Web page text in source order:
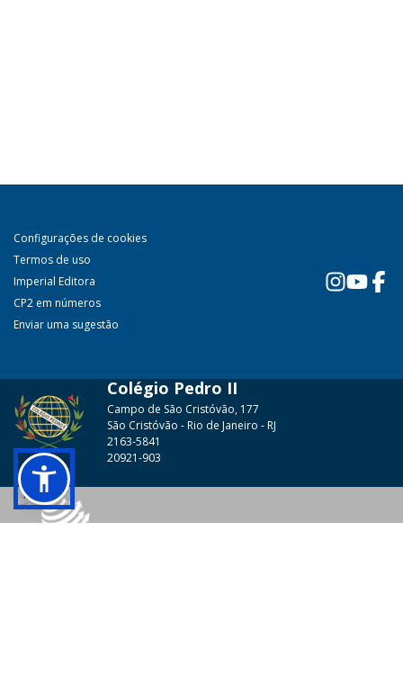
Configurações de cookies
Termos de uso
Imperial Editora
CP2 em números
Enviar uma sugestão
Colégio Pedro II
Campo de São Cristóvão, 177
São Cristóvão - Rio de Janeiro - RJ
2163-5841
20921-903